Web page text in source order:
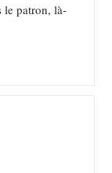
le patron, là-